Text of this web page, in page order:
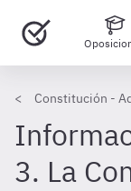
Constitución -
3. La